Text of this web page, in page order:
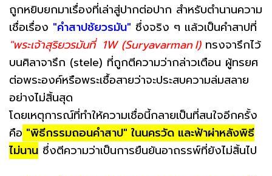
ถูกหยิบยกมาเรื่องที่เล่าสู่ปากต่อปาก สำหรับตำนานความ
เชื่อเรื่อง "คำสาปชัยวรมัน" ซึ่งจริง ๆ แล้วเป็นคำสาปที่
"พระเจ้าสุริยวรมันที่ 1W (Suryavarman I) ทรงจารึกไว้
บนศิลาจารึก (stele) ที่ถูกตีความว่ากล่าวเตือน ผู้ทรยศ
ต่อพระองค์หรือพระเชื้อสายว่าจะประสบความล่มสลาย
อย่างไม่สิ้นสุด
โดยเหตุการณ์ที่ทำให้ความเชื่อนี้กลายเป็นที่สนใจอีกครั้ง
คือ "พิธีกรรมถอนคำสาป" ในนครวัด และฟ้าผ่าหลังพิธี
ไม่นาน ซึ่งตีความว่าเป็นการยืนยันอาถรรพ์ที่ยังไม่สิ้นไป